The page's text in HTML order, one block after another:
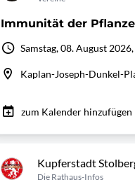
Immunität der
Samstag, 08. August
Kaplan-Joseph-Dunkel-
zum Kalender hinzufügen
Kupferstadt
Die Rathaus-Infos